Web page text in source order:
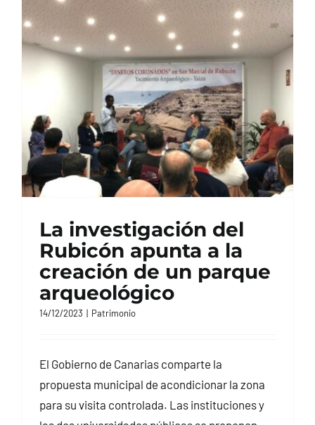
La investigación del
Rubicón apunta a la
creación de un parque
arqueológico
14/12/2023 | Patrimonio
El Gobierno de Canarias comparte la
propuesta municipal de acondicionar la zona
para su visita controlada. Las instituciones y